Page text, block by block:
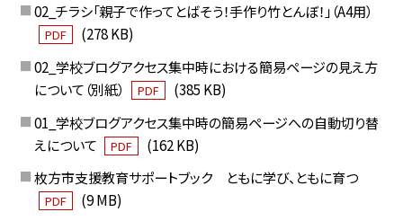
02_チラシ「親子で作ってとばそう！手作り竹とんぼ！」（A4用）
PDF
(278 KB)
02_学校ブログアクセス集中時における簡易ページの見え方
について（別紙）
PDF
(385 KB)
01_学校ブログアクセス集中時の簡易ページへの自動切り替
えについて
PDF
(162 KB)
枚方市支援教育サポートブック ともに学び、ともに育つ
PDF
(9 MB)